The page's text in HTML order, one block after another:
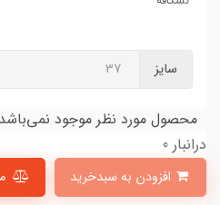
سایز
محصول مورد نظر موجود
درانبار 0